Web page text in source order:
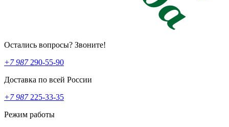
Остались вопросы? Звоните!
+7 987290-55-90
Доставка по всей России
+7 987225-33-35
Режим работы